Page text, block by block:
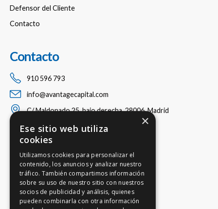
Defensor del Cliente
Contacto
Contacto
910 596 793
info@avantagecapital.com
C/ Maldonado 25, bajo derecha, 28006, Madrid
×
Ese sitio web utiliza
cookies
Utilizamos cookies para personalizar el
contenido, los anuncios y analizar nuestro
tráfico. También compartimos información
sobre su uso de nuestro sitio con nuestros
socios de publicidad y análisis, quienes
pueden combinarla con otra información